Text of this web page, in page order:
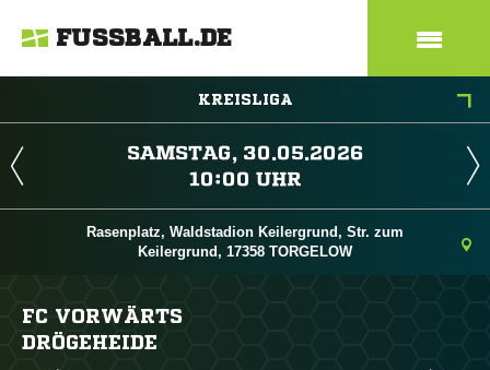
FUSSBALL.DE
KREISLIGA
 
 
Rasenplatz, Waldstadion Keilergrund, Str. zum
Keilergrund, 17358 TORGELOW
FC VORWÄRTS
DRÖGEHEIDE